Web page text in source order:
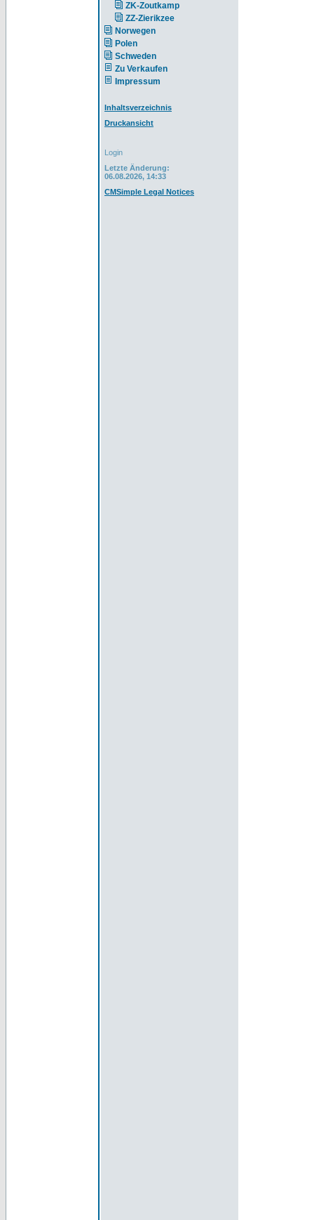
ZK-Zoutkamp
ZZ-Zierikzee
Norwegen
Polen
Schweden
Zu Verkaufen
Impressum
Inhaltsverzeichnis
Druckansicht
Login
Letzte Änderung:
06.08.2026, 14:33
CMSimple Legal Notices